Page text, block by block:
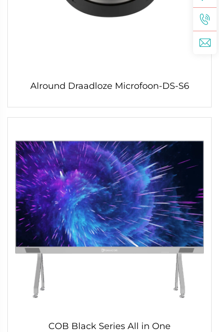
Alround Draadloze Microfoon-DS-S6
COB Black Series All in One